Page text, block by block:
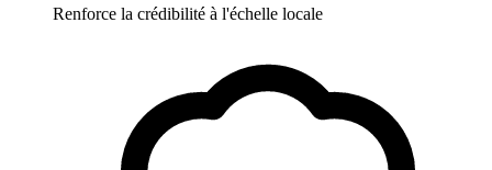
Renforce la crédibilité à l'échelle locale